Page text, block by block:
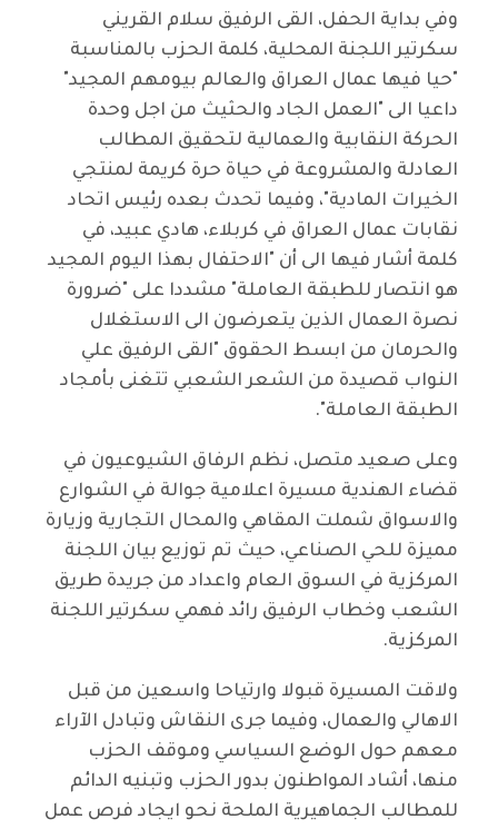
وفي بداية الحفل، القى الرفيق سلام القريني
سكرتير اللجنة المحلية، كلمة الحزب بالمناسبة
"حيا فيها عمال العراق والعالم بيومهم المجيد"
داعيا الى "العمل الجاد والحثيث من اجل وحدة
الحركة النقابية والعمالية لتحقيق المطالب
العادلة والمشروعة في حياة حرة كريمة لمنتجي
الخيرات المادية"، وفيما تحدث بعده رئيس اتحاد
نقابات عمال العراق في كربلاء، هادي عبيد، في
كلمة أشار فيها الى أن "الاحتفال بهذا اليوم المجيد
هو انتصار للطبقة العاملة" مشددا على "ضرورة
نصرة العمال الذين يتعرضون الى الاستغلال
والحرمان من ابسط الحقوق "القى الرفيق علي
النواب قصيدة من الشعر الشعبي تتغنى بأمجاد
الطبقة العاملة".
وعلى صعيد متصل، نظم الرفاق الشيوعيون في
قضاء الهندية مسيرة اعلامية جوالة في الشوارع
والاسواق شملت المقاهي والمحال التجارية وزيارة
مميزة للحي الصناعي، حيث تم توزيع بيان اللجنة
المركزية في السوق العام واعداد من جريدة طريق
الشعب وخطاب الرفيق رائد فهمي سكرتير اللجنة
المركزية.
ولاقت المسيرة قبولا وارتياحا واسعين من قبل
الاهالي والعمال، وفيما جرى النقاش وتبادل الآراء
معهم حول الوضع السياسي وموقف الحزب
منها، أشاد المواطنون بدور الحزب وتبنيه الدائم
للمطالب الجماهيرية الملحة نحو ايجاد فرص عمل